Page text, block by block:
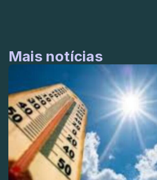
Mais notícias